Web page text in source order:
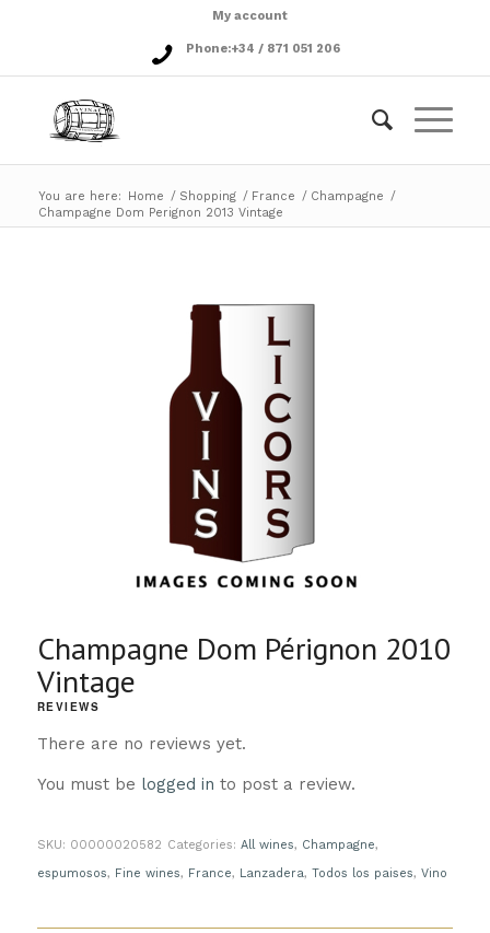
My account
Phone:+34 / 871 051 206
You are here: Home / Shopping / France / Champagne /
Champagne Dom Perignon 2013 Vintage
Champagne Dom Pérignon 2010
Vintage
REVIEWS
There are no reviews yet.
You must be logged in to post a review.
SKU: 00000020582 Categories: All wines, Champagne,
espumosos, Fine wines, France, Lanzadera, Todos los paises, Vino